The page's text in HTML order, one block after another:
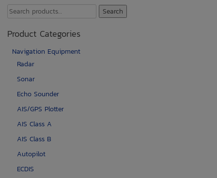
Search
for:
Search
Product Categories
Navigation Equipment
Radar
Sonar
Echo Sounder
AIS/GPS Plotter
AIS Class A
AIS Class B
Autopilot
ECDIS